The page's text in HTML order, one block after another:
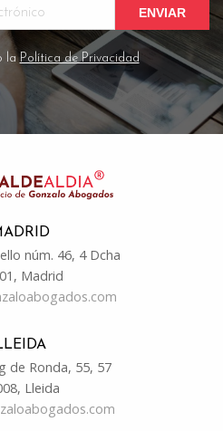
laPolítica de Privacidad
núm. 46, 4 Dcha
Madrid
de Ronda, 55, 57
Lleida